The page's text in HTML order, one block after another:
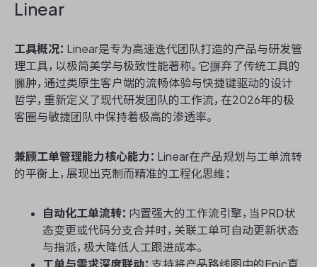
Linear
工具概况：
Linear是专为高速迭代团队打造的产品与研发管
理工具，以极简美学与极致性能著称。它摒弃了传统工具的
臃肿，通过类原生客户端的流畅体验与快捷键驱动的设计
哲学，重新定义了现代研发团队的工作流，在2026年的极
客圈与敏捷团队中保持着极高的渗透率。
兼顾工单管理能力核心能力：
Linear在产品规划与工单流转
的平衡上，展现出克制而精准的工程化思维：
自动化工单流转： 内置强大的工作流引擎，当PRD状
态变更或代码分支合并时，关联工单可自动更新状态
与指派，极大降低人工跟进成本。
工单与需求深度联动： 支持将产品路线图中的Epic直